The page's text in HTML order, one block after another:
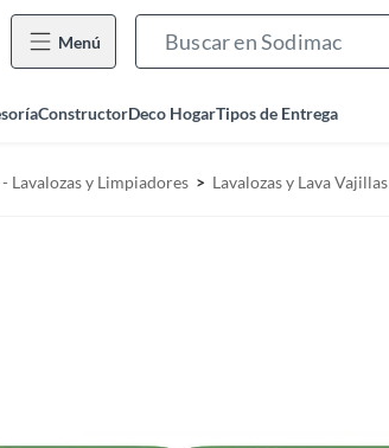
Menú
ConstructorDeco HogarTipos de Entrega
Lavalozas y Limpiadores Lavalozas y Lava Vajillas